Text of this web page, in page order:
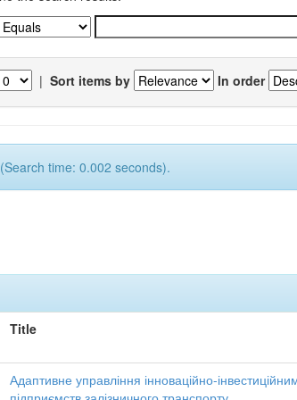
| Sort items by In order
time: 0.002 seconds).
Title
Адаптивне управління інноваційно-